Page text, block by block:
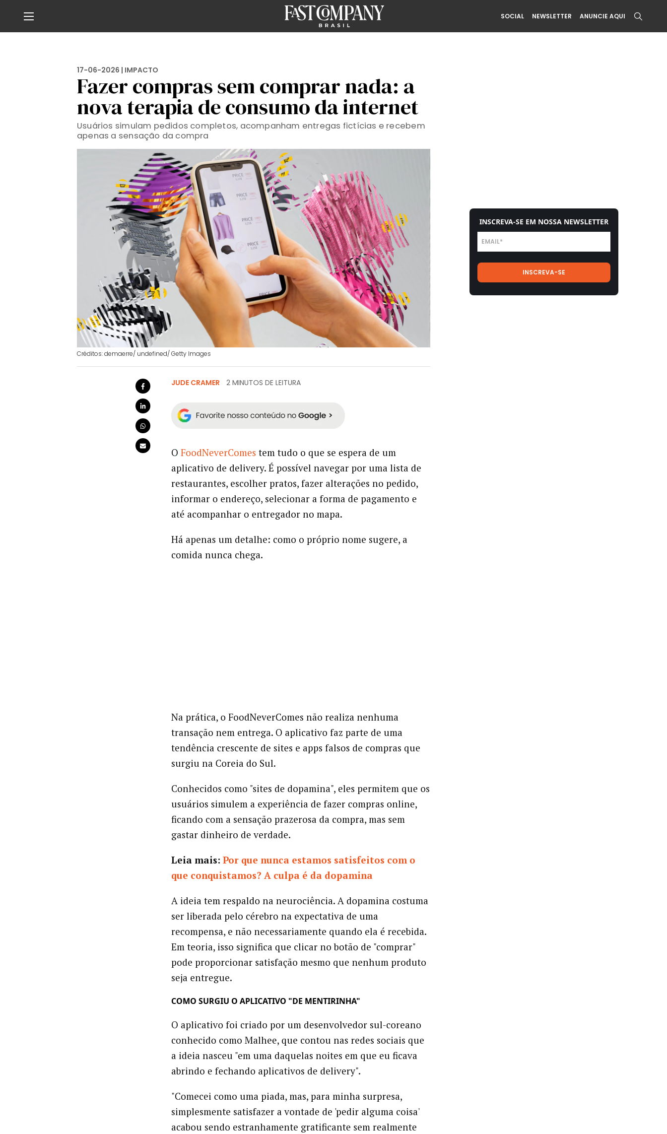
SOCIAL NEWSLETTER ANUNCIE AQUI
17-06-2026 | IMPACTO
Fazer compras sem comprar nada: a
nova terapia de consumo da internet
Usuários simulam pedidos completos, acompanham entregas fictícias e recebem
apenas a sensação da compra
Créditos: demaerre/ undefined/ Getty Images
JUDE CRAMER 2 MINUTOS DE LEITURA
O FoodNeverComes tem tudo o que se espera de um
aplicativo de delivery. É possível navegar por uma lista de
restaurantes, escolher pratos, fazer alterações no pedido,
informar o endereço, selecionar a forma de pagamento e
até acompanhar o entregador no mapa.
Há apenas um detalhe: como o próprio nome sugere, a
comida nunca chega.
Na prática, o FoodNeverComes não realiza nenhuma
transação nem entrega. O aplicativo faz parte de uma
tendência crescente de sites e apps falsos de compras que
surgiu na Coreia do Sul.
Conhecidos como "sites de dopamina", eles permitem que os
usuários simulem a experiência de fazer compras online,
ficando com a sensação prazerosa da compra, mas sem
gastar dinheiro de verdade.
Leia mais: Por que nunca estamos satisfeitos com o
que conquistamos? A culpa é da dopamina
A ideia tem respaldo na neurociência. A dopamina costuma
ser liberada pelo cérebro na expectativa de uma
recompensa, e não necessariamente quando ela é recebida.
Em teoria, isso significa que clicar no botão de "comprar"
pode proporcionar satisfação mesmo que nenhum produto
seja entregue.
COMO SURGIU O APLICATIVO "DE MENTIRINHA"
O aplicativo foi criado por um desenvolvedor sul-coreano
conhecido como Malhee, que contou nas redes sociais que
a ideia nasceu "em uma daquelas noites em que eu ficava
abrindo e fechando aplicativos de delivery".
"Comecei como uma piada, mas, para minha surpresa,
simplesmente satisfazer a vontade de 'pedir alguma coisa'
acabou sendo estranhamente gratificante sem realmente
INSCREVA-SE EM NOSSA NEWSLETTER